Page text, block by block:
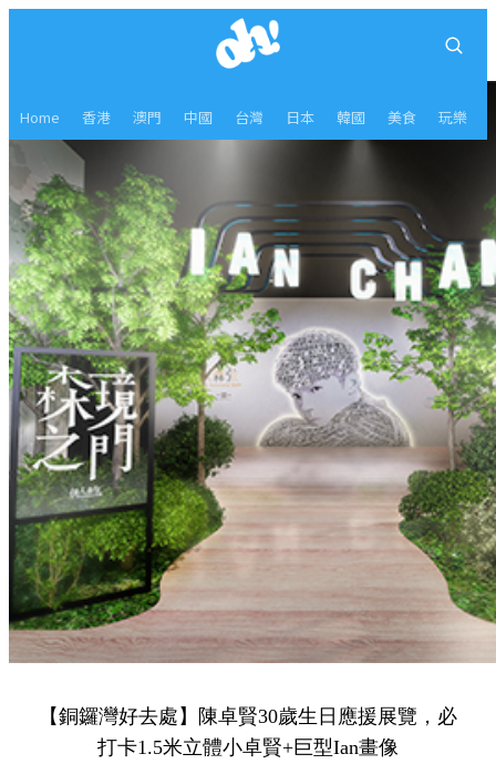
Home 香港 澳門 中國 台灣 日本 韓國 美食 玩樂
【銅鑼灣好去處】陳卓賢30歲生日應援展覽，必
打卡1.5米立體小卓賢+巨型Ian畫像